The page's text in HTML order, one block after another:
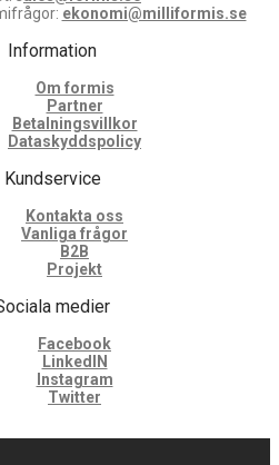
ekonomi@milliformis.se
Information
Om formis
Partner
Betalningsvillkor
Dataskyddspolicy
Kundservice
Kontakta oss
Vanliga frågor
B2B
Projekt
medier
Facebook
LinkedIN
Instagram
Twitter